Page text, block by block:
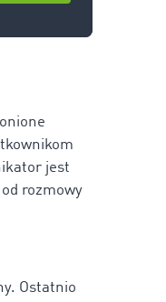
jest
rozmowy
Ostatnio